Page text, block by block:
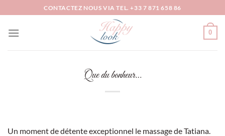
au
contenu
CONTACTEZ NOUS VIA TEL. +33 7 871 658 86
0
Que du bonheur…
Un moment de détente exceptionnel le massage de Tatiana.